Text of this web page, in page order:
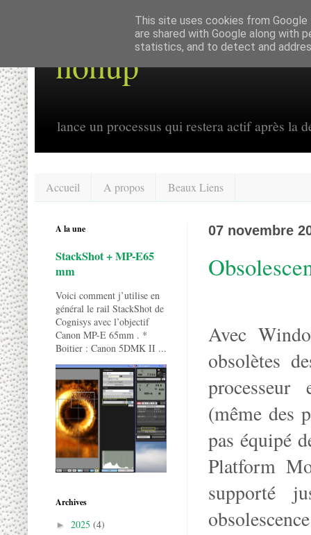
nohup
lance un processus qui restera actif après la
Accueil A propos Beaux Liens
07 novembre
Avec
obsolètes
(même des
pas équipé
Platform
supporté
A la une
StackShot + MP-E65
mm
Voici comment j’utilise en
général le rail StackShot de
Cognisys avec l’objectif
Canon MP-E 65mm . *
Boitier : Canon 5DMK II ...
Archives
► 2025 (4)
This site uses cookies from
are shared with Google along with
statistics, and to detect and